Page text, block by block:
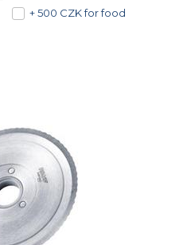
+ 500 CZK for food